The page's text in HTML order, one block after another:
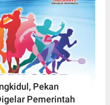
Pekan
Pemerintah